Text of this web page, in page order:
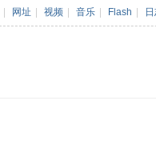
网址 视频 音乐 Flash